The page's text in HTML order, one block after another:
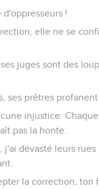
!
elle ne se
juges sont des
prêtres
injustice.
pas la honte.
dévasté leurs
la correction, ton